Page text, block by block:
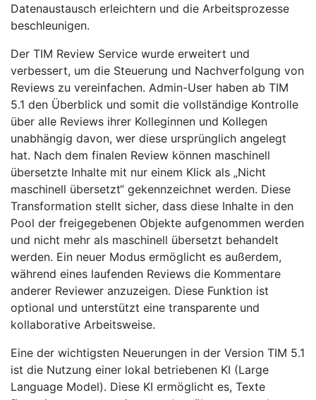
Datenaustausch erleichtern und die Arbeitsprozesse
beschleunigen.
Der TIM Review Service wurde erweitert und
verbessert, um die Steuerung und Nachverfolgung von
Reviews zu vereinfachen. Admin-User haben ab TIM
5.1 den Überblick und somit die vollständige Kontrolle
über alle Reviews ihrer Kolleginnen und Kollegen
unabhängig davon, wer diese ursprünglich angelegt
hat. Nach dem finalen Review können maschinell
übersetzte Inhalte mit nur einem Klick als „Nicht
maschinell übersetzt“ gekennzeichnet werden. Diese
Transformation stellt sicher, dass diese Inhalte in den
Pool der freigegebenen Objekte aufgenommen werden
und nicht mehr als maschinell übersetzt behandelt
werden. Ein neuer Modus ermöglicht es außerdem,
während eines laufenden Reviews die Kommentare
anderer Reviewer anzuzeigen. Diese Funktion ist
optional und unterstützt eine transparente und
kollaborative Arbeitsweise.
Eine der wichtigsten Neuerungen in der Version TIM 5.1
ist die Nutzung einer lokal betriebenen KI (Large
Language Model). Diese KI ermöglicht es, Texte